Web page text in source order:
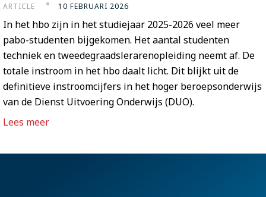
ARTICLE 10 FEBRUARI 2026
In het hbo zijn in het studiejaar 2025-2026 veel meer
pabo-studenten bijgekomen. Het aantal studenten
techniek en tweedegraadslerarenopleiding neemt af. De
totale instroom in het hbo daalt licht. Dit blijkt uit de
definitieve instroomcijfers in het hoger beroepsonderwijs
van de Dienst Uitvoering Onderwijs (DUO).
Lees meer